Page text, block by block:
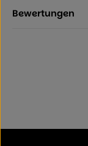
Bewertungen